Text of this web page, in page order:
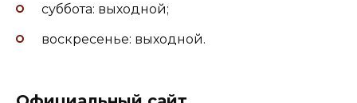
суббота: выходной;
воскресенье: выходной.